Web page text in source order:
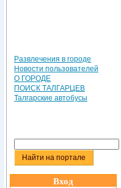
Развлечения в городе
Новости пользователей
О ГОРОДЕ
ПОИСК ТАЛГАРЦЕВ
Талгарские автобусы
Вход